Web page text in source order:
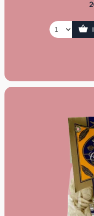
beiseite stellen,
Olivenöl anrösten
ablöschen. Zum
und mit Pecorino